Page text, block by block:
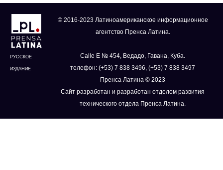
РУССКОЕ
ИЗДАНИЕ
© 2016-2023 Латиноамериканское информационное
агентство Пренса Латина.
Calle E № 454, Ведадо, Гавана, Куба.
телефон: (+53) 7 838 3496, (+53) 7 838 3497
Пренса Латина © 2023
Сайт разработан и разработан отделом развития
технического отдела Пренса Латина.